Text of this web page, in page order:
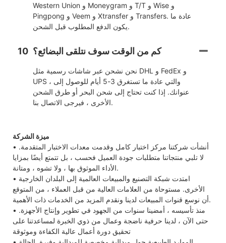
Western Union و Moneygram و T/T و Wise و
Pingpong و Veem و Xtransfer و Transfers. عادة ما
يكون الدفع المطلوب قبل الشحن.
10 كم من الوقت سوف نتلقى البضائع؟
نحن نشحن عبر شاشات رسمية مثل DHL و FedEx و
UPS ، والتي عادة ما تستغرق 3-5 أيام للوصول إلى
عنوانك. إذا كنت تحتاج إلى شحن البحر أو طرق الشحن
الأخرى ، فيرجى الاتصال بنا.
ميزة الشركة
• أنشأت شركتنا مركز اختبار كامل وقدمت معدات الاختبار المتقدمة.
لا تلبي منتجاتنا متطلبات جودة العميل فحسب ، بل تتمتع أيضًا بمزايا
الأداء الموثوق بها ، ولا تشوه ، ومتانة.
• امتدت شبكة التصنيع والمبيعات العالمية إلى البلدان الخارجية
الأخرى. مستوحاة من العلامات العالية من قبل العملاء ، من المتوقع
أن نوسع قنوات المبيعات لدينا ونقدم المزيد من الخدمات ذات الأهمية.
• منذ تأسيسه ، أمضينا سنوات من الجهود في تطوير وإنتاج الأجهزة.
حتى الآن ، لدينا حرفية ناضجة وعمال من ذوي الخبرة لمساعدتنا على
تحقيق دورة أعمال عالية الكفاءة وموثوقة